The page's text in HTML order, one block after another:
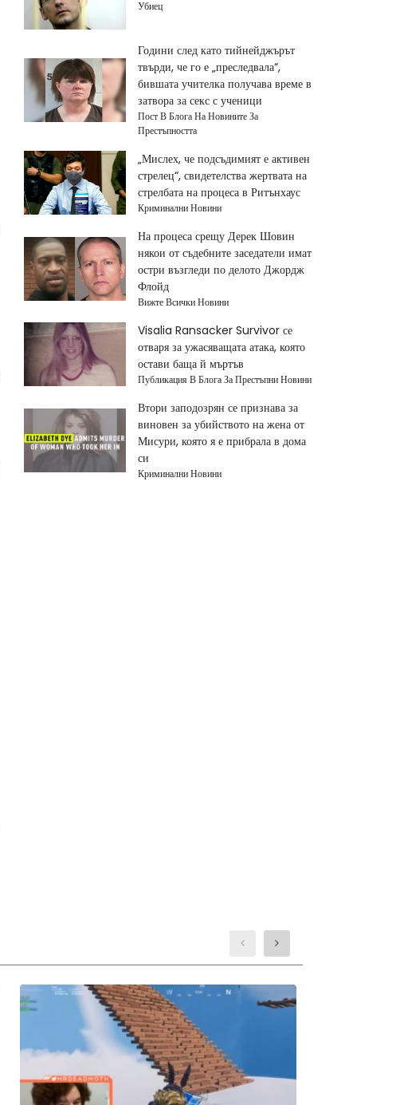
Убиец
Години след като тийнейджърът
твърди, че го е „преследвала“,
бившата учителка получава време в
затвора за секс с ученици
Пост В Блога На Новините За
Престъпността
„Мислех, че подсъдимият е активен
стрелец“, свидетелства жертвата на
стрелбата на процеса в Ритънхаус
Криминални Новини
На процеса срещу Дерек Шовин
някои от съдебните заседатели имат
остри възгледи по делото Джордж
Флойд
Вижте Всички Новини
Visalia Ransacker Survivor се
отваря за ужасяващата атака, която
остави баща й мъртъв
Публикация В Блога За Престъпни Новини
Втори заподозрян се признава за
виновен за убийството на жена от
Мисури, която я е прибрала в дома
си
Криминални Новини